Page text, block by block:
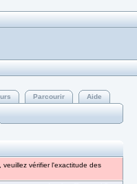
Parcourir
Aide
vérifier l'exactitude des